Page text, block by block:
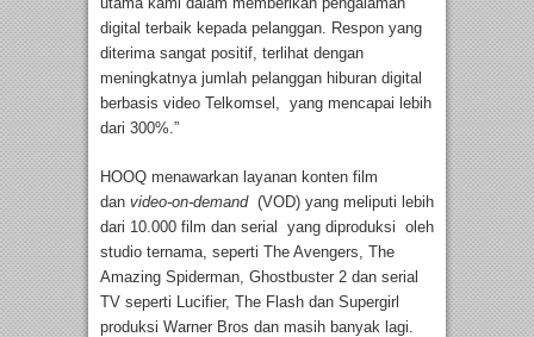
digital terbaik kepada pelanggan. Respon yang
diterima sangat positif, terlihat dengan
meningkatnya jumlah pelanggan hiburan digital
berbasis video Telkomsel, yang mencapai lebih
dari 300%.”
HOOQ menawarkan layanan konten film
dan video-on-demand(VOD) yang meliputi lebih
dari 10.000 film dan serial yang diproduksi oleh
studio ternama, seperti The Avengers, The
Amazing Spiderman, Ghostbuster 2 dan serial
TV seperti Lucifier, The Flash dan Supergirl
produksi Warner Bros dan masih banyak lagi.